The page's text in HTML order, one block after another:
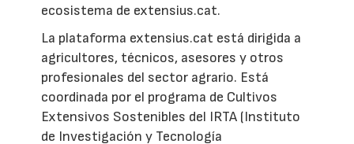
ecosistema de extensius.cat.
La plataforma extensius.cat está dirigida a
agricultores, técnicos, asesores y otros
profesionales del sector agrario. Está
coordinada por el programa de Cultivos
Extensivos Sostenibles del IRTA (Instituto
de Investigación y Tecnología